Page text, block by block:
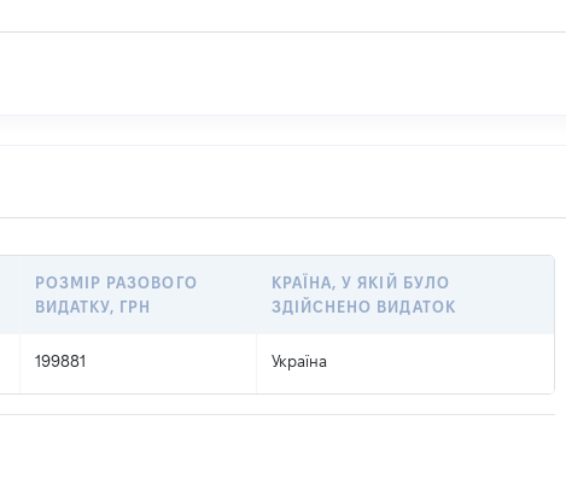
РОЗМІР РАЗОВОГО
ВИДАТКУ, ГРН
КРАЇНА, У ЯКІЙ БУЛО
ЗДІЙСНЕНО ВИДАТОК
199881 Україна